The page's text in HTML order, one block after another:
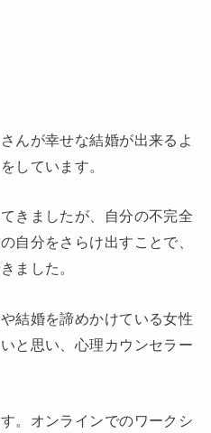
んが幸せな結婚が出来るよ
しています。
きましたが、自分の不完全
自分をさらけ出すことで、
ました。
結婚を諦めかけている女性
と思い、心理カウンセラー
。オンラインでのワークシ